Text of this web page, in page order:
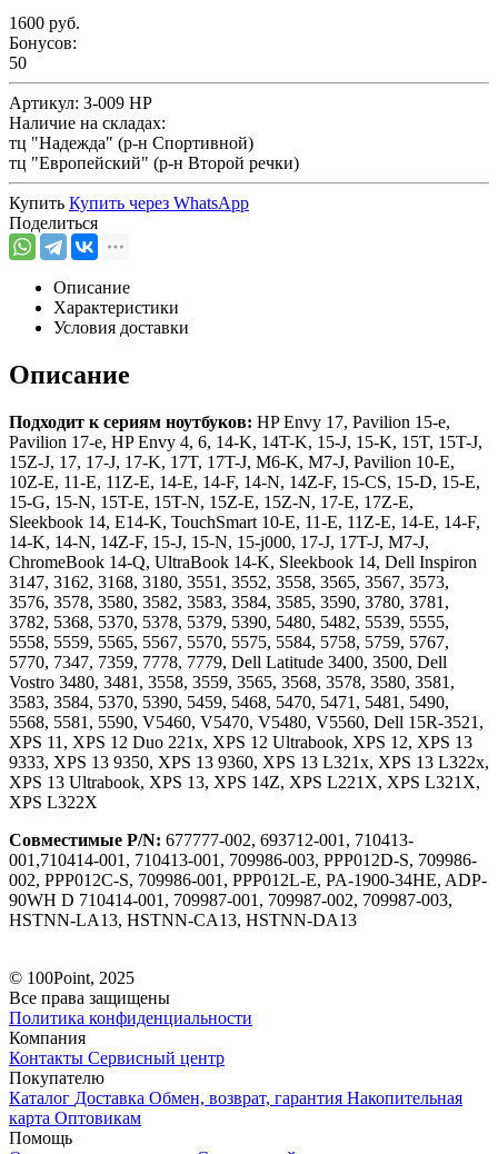
1600 руб.
Бонусов:
50
Артикул: З-009 HP
Наличие на складах:
тц "Надежда" (р-н Спортивной)
тц "Европейский" (р-н Второй речки)
Купить Купить через WhatsApp
Поделиться
Описание
Характеристики
Условия доставки
Описание
Подходит к сериям ноутбуков: HP Envy 17, Pavilion 15-e,
Pavilion 17-e, HP Envy 4, 6, 14-K, 14T-K, 15-J, 15-K, 15T, 15T-J,
15Z-J, 17, 17-J, 17-K, 17T, 17T-J, M6-K, M7-J, Pavilion 10-E,
10Z-E, 11-E, 11Z-E, 14-E, 14-F, 14-N, 14Z-F, 15-CS, 15-D, 15-E,
15-G, 15-N, 15T-E, 15T-N, 15Z-E, 15Z-N, 17-E, 17Z-E,
Sleekbook 14, E14-K, TouchSmart 10-E, 11-E, 11Z-E, 14-E, 14-F,
14-K, 14-N, 14Z-F, 15-J, 15-N, 15-j000, 17-J, 17T-J, M7-J,
ChromeBook 14-Q, UltraBook 14-K, Sleekbook 14, Dell Inspiron
3147, 3162, 3168, 3180, 3551, 3552, 3558, 3565, 3567, 3573,
3576, 3578, 3580, 3582, 3583, 3584, 3585, 3590, 3780, 3781,
3782, 5368, 5370, 5378, 5379, 5390, 5480, 5482, 5539, 5555,
5558, 5559, 5565, 5567, 5570, 5575, 5584, 5758, 5759, 5767,
5770, 7347, 7359, 7778, 7779, Dell Latitude 3400, 3500, Dell
Vostro 3480, 3481, 3558, 3559, 3565, 3568, 3578, 3580, 3581,
3583, 3584, 5370, 5390, 5459, 5468, 5470, 5471, 5481, 5490,
5568, 5581, 5590, V5460, V5470, V5480, V5560, Dell 15R-3521,
XPS 11, XPS 12 Duo 221x, XPS 12 Ultrabook, XPS 12, XPS 13
9333, XPS 13 9350, XPS 13 9360, XPS 13 L321x, XPS 13 L322x,
XPS 13 Ultrabook, XPS 13, XPS 14Z, XPS L221X, XPS L321X,
XPS L322X
Совместимые P/N: 677777-002, 693712-001, 710413-
001,710414-001, 710413-001, 709986-003, PPP012D-S, 709986-
002, PPP012C-S, 709986-001, PPP012L-E, PA-1900-34HE, ADP-
90WH D 710414-001, 709987-001, 709987-002, 709987-003,
HSTNN-LA13, HSTNN-CA13, HSTNN-DA13
© 100Point, 2025
Все права защищены
Политика конфиденциальности
Компания
Контакты Сервисный центр
Покупателю
Каталог Доставка Обмен, возврат, гарантия Накопительная
карта Оптовикам
Помощь